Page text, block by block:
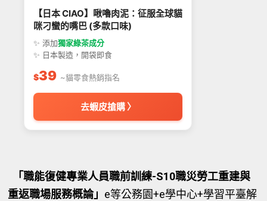
【日本 CIAO】啾嚕肉泥：征服全球貓
咪刁蠻的嘴巴 (多款口味)
✨ 添加獨家綠茶成分
✨ 日本製造，開袋即食
$39 ~貓零食熱銷指名
去蝦皮搶購 〉
「職能復健專業人員職前訓練-S10職災勞工重建與
重返職場服務概論」 e等公務園+e學中心+學習平臺解